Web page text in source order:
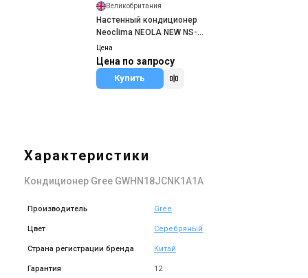
Великобритания
Настенный кондиционер
Neoclima NEOLA NEW NS-
18AHB/NU-18AHB
Цена
Цена по запросу
Купить
Характеристики
Кондиционер Gree GWHN18JCNK1A1A
Производитель Gree
Цвет Серебряный
Страна регистрации бренда Китай
Гарантия 12